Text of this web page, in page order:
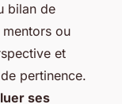
bilan de
ou
et
pertinence.
ses